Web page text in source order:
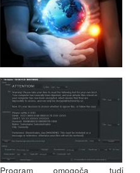
Program omogoča tudi